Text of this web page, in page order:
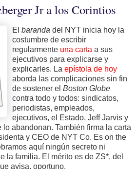
Jr a los Corintios
El baranda del NYT inicia hoy la
costumbre de escribir
regularmente una carta a sus
ejecutivos para explicarse y
explicarles. La epístola de hoy
aborda las complicaciones sin fin
de sostener el Boston Globe
contra todo y todos: sindicatos,
periodistas, empleados,
ejecutivos, el Estado, Jeff Jarvis y
lo abandonan. También firma la carta
y CEO de NYT Co. Es on the
aquí ningún secreto ni
la familia. El mérito es de ZS*, del
avisa, oportuno.